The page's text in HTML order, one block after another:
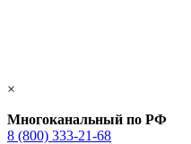
×
Многоканальный по РФ
8 (800) 333‑21-68